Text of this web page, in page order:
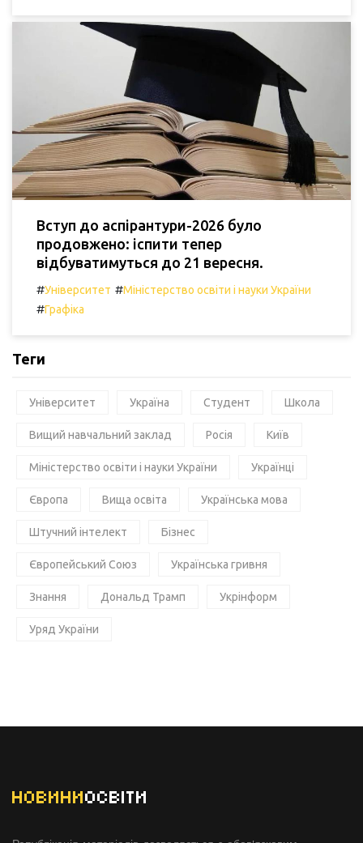
Вступ до аспірантури-2026 було
продовжено: іспити тепер
відбуватимуться до 21 вересня.
#Університет #Міністерство освіти і науки України
#Графіка
Теги
Університет Україна Студент Школа
Вищий навчальний заклад Росія Київ
Міністерство освіти і науки України Українці
Європа Вища освіта Українська мова
Штучний інтелект Бізнес
Європейський Союз Українська гривня
Знання Дональд Трамп Укрінформ
Уряд України
НОВИНИОСВІТИ